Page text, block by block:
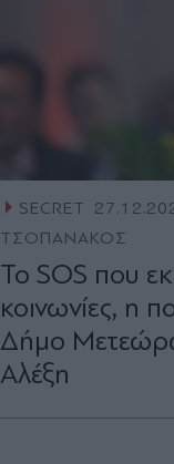
SECRET
ΤΣΟΠΑΝΑΚΟΣ
Το SOS που
κοινωνίες, η
∆ήµο
Αλέξη